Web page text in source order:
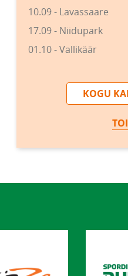
10.09 - Lavassaare
17.09 - Niidupark
01.10 - Vallikäär
KOGU